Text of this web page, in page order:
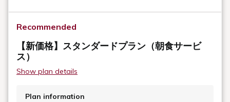
Recommended
【新価格】スタンダードプラン（朝食サービ
ス）
Show plan details
Plan information